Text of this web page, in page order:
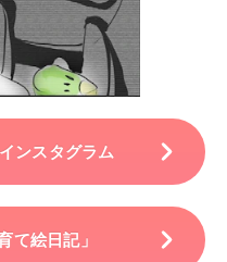
ンスタグラム
て絵日記」